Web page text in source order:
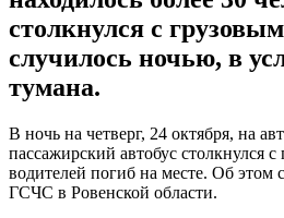
столкнулся с
случилось ночью, в
тумана.
В ночь на четверг, 24 октября, на
пассажирский автобус столкнулся
водителей погиб на месте. Об этом
ГСЧС в Ровенской области.